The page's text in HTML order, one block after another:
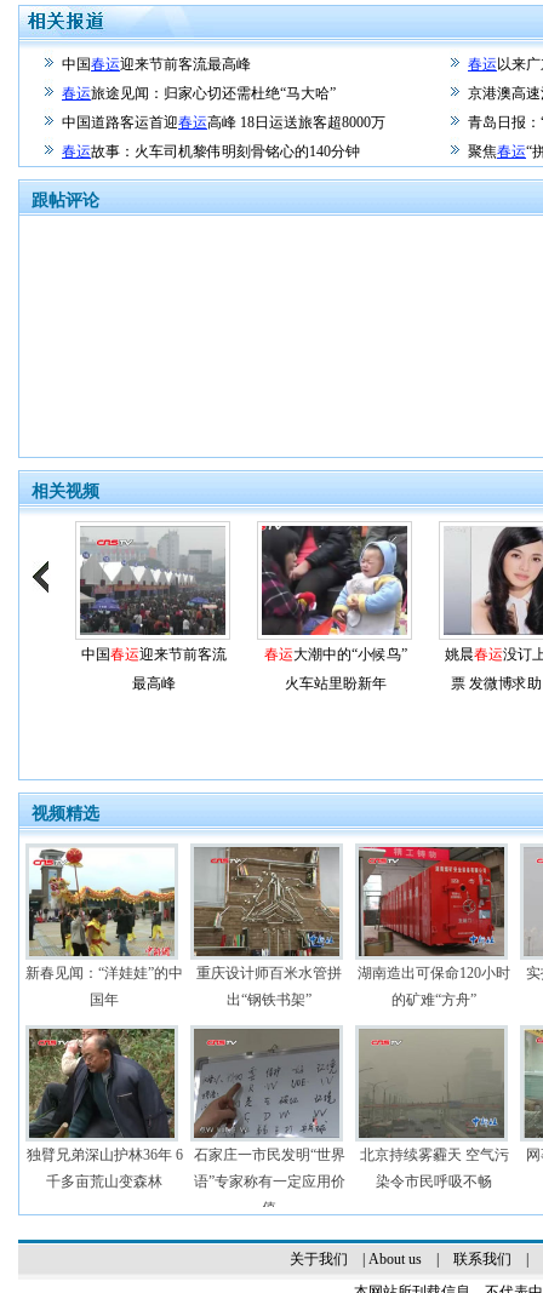
中国春运迎来节前客流最高峰 春运以来
春运旅途见闻：归家心切还需杜绝“马大哈”
京港澳高
中国道路客运首迎春运高峰 18日运送旅客超8000万
青岛日报
春运故事：火车司机黎伟明刻骨铭心的140分钟 聚焦春运“
跟帖评论
相关视频
中国春运迎来节前客流
最高峰
春运大潮中的“小候鸟”
火车站里盼新年
姚晨春运没订
票 发微博求
视频精选
新春见闻：“洋娃娃”的中
国年
重庆设计师百米水管拼
出“钢铁书架”
湖南造出可保命120小时
的矿难“方舟”
独臂兄弟深山护林36年 6
千多亩荒山变森林
石家庄一市民发明“世界
语”专家称有一定应用价
值
北京持续雾霾天 空气污
染令市民呼吸不畅
关于我们 About us| 联系我们